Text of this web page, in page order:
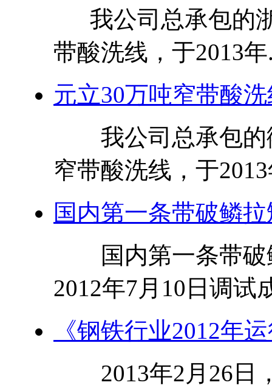
我公司总承包的
带酸洗线，于2013年
元立30万吨窄带酸
我公司总承包的
窄带酸洗线，于
国内第一条带破鳞
国内第一条带破
2012年7月10日调试
《钢铁行业2012年
2013年2月26日